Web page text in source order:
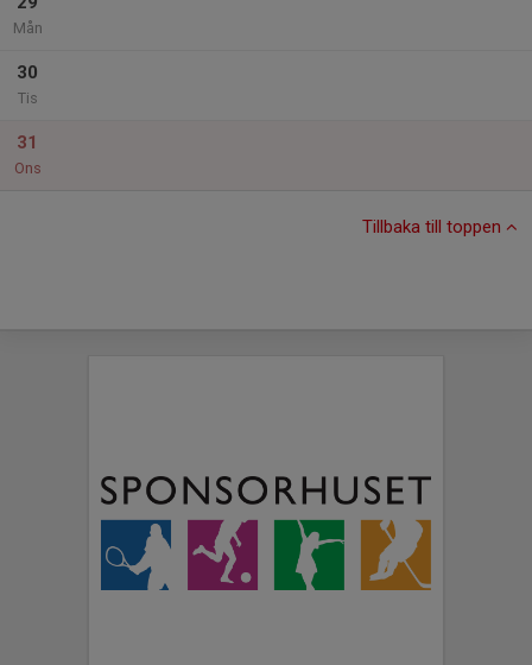
Mån
30
Tis
31
Ons
Tillbaka till toppen